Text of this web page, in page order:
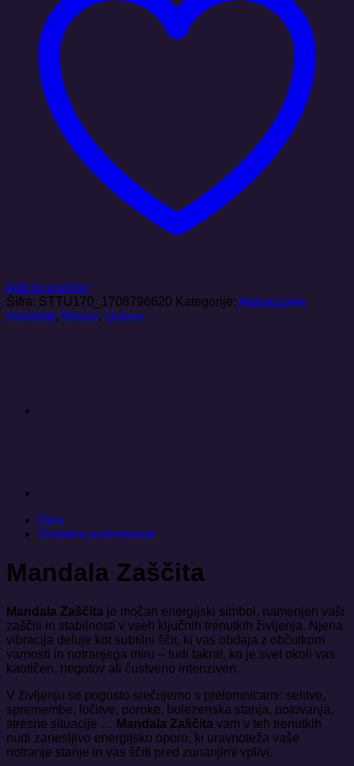
Add to wishlist
Šifra: STTU170_1708796620 Kategorije: Aktivacijske
mandale, Majice, Unisex
Opis
Dodatne podrobnosti
Mandala Zaščita
Mandala Zaščita je močan energijski simbol, namenjen vaši
zaščiti in stabilnosti v vseh ključnih trenutkih življenja. Njena
vibracija deluje kot subtilni ščit, ki vas obdaja z občutkom
varnosti in notranjega miru – tudi takrat, ko je svet okoli vas
kaotičen, negotov ali čustveno intenziven.
V življenju se pogosto srečujemo s prelomnicami: selitve,
spremembe, ločitve, poroke, bolezenska stanja, potovanja,
stresne situacije … Mandala Zaščita vam v teh trenutkih
nudi zanesljivo energijsko oporo, ki uravnoteža vaše
notranje stanje in vas ščiti pred zunanjimi vplivi.